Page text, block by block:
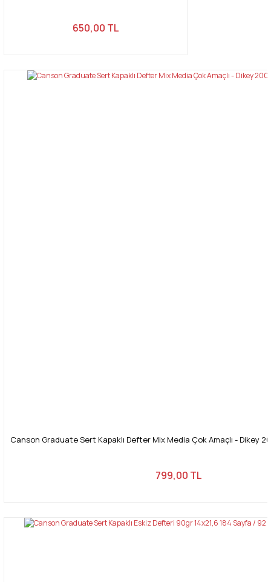
650,00 TL
Canson Graduate Sert Kapaklı Defter Mix Media Çok Amaçlı - Dikey
799,00 TL